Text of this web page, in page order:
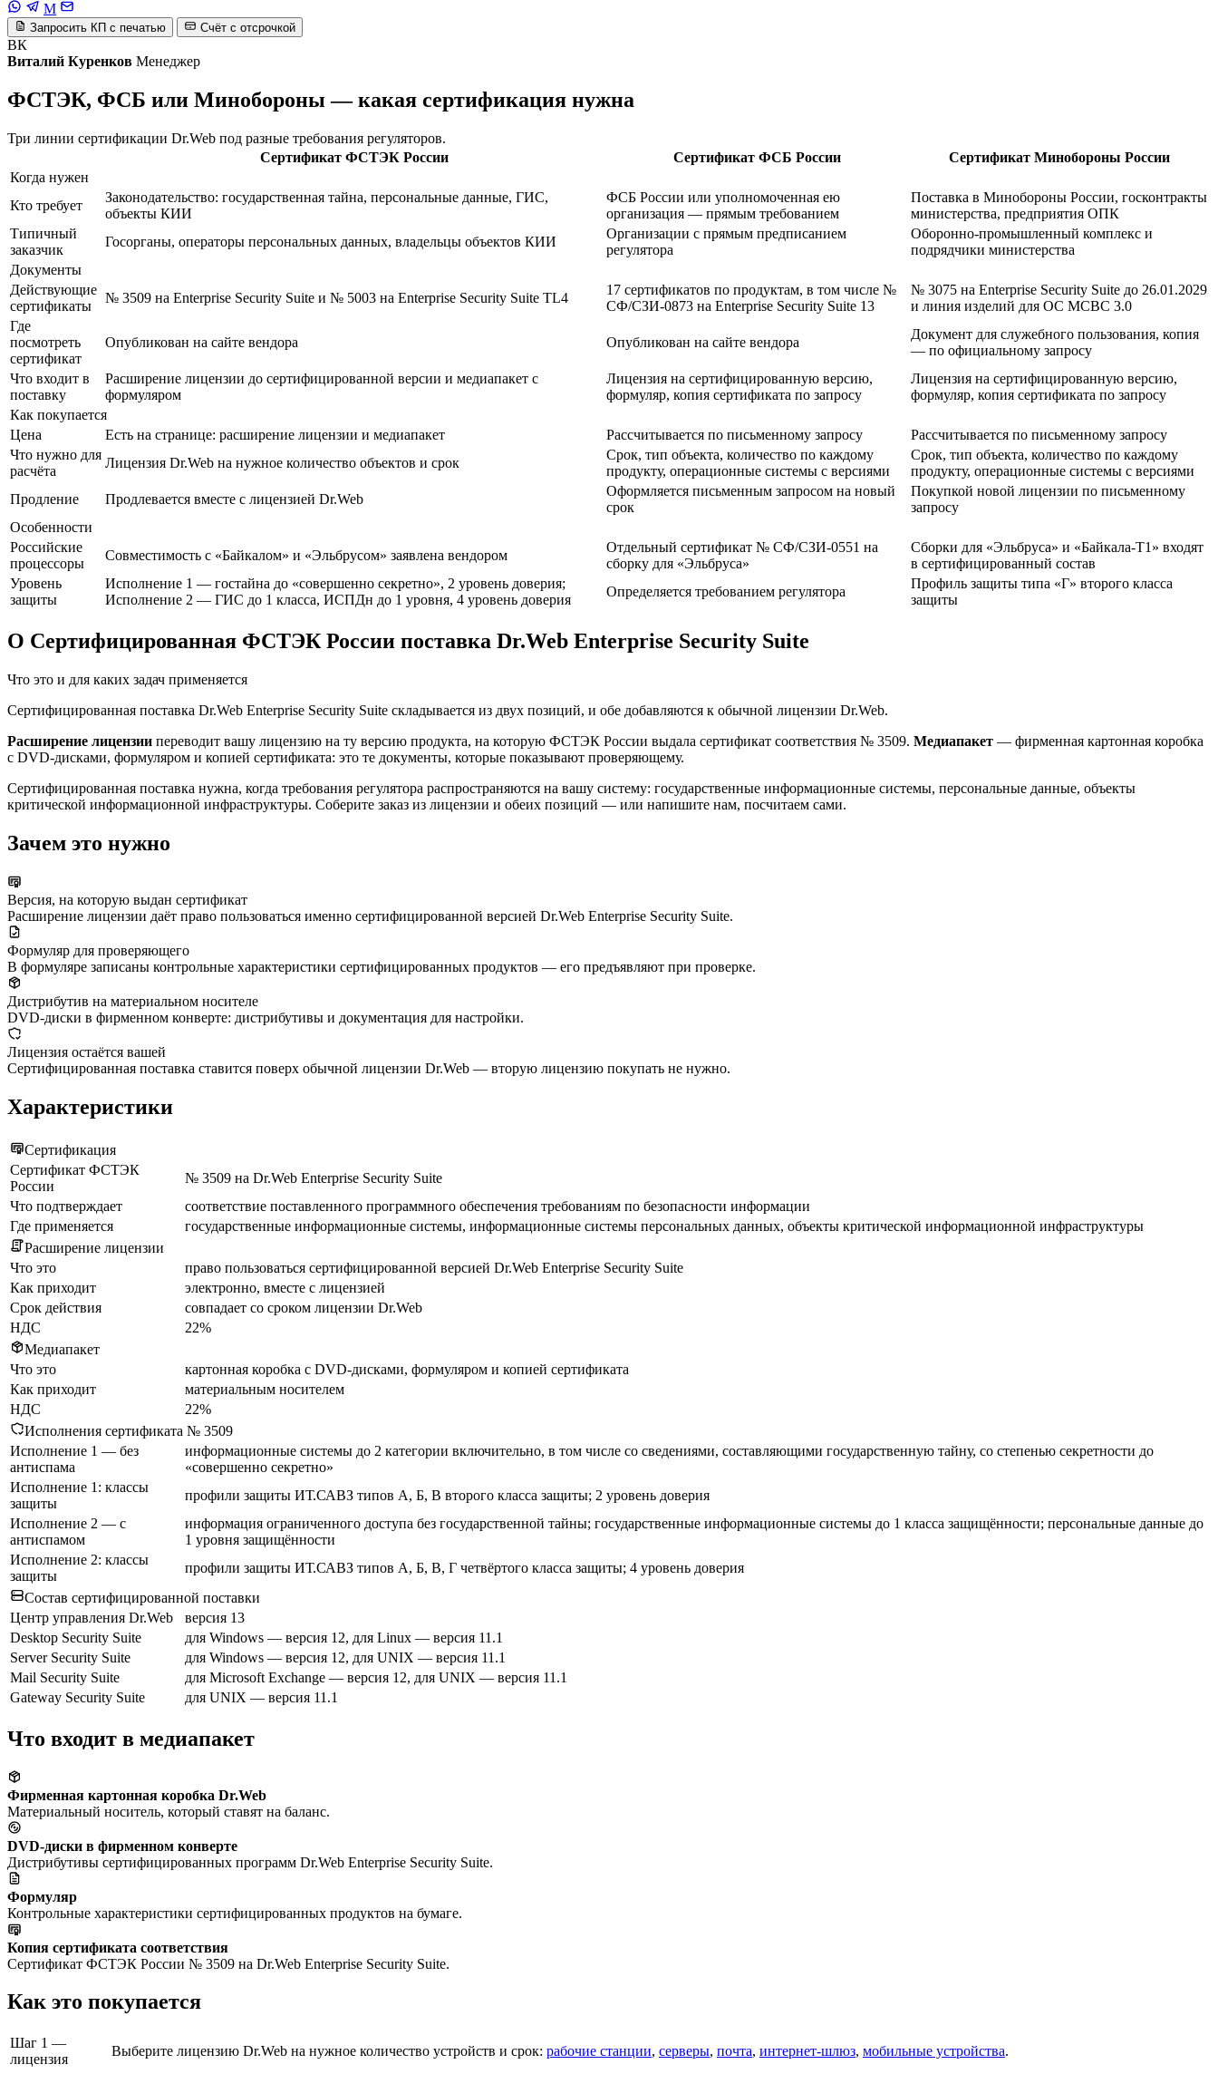
M
Запросить КП с печатью Счёт с отсрочкой
ВК
Виталий Куренков Менеджер
ФСТЭК, ФСБ или Минобороны — какая сертификация нужна
Три линии сертификации Dr.Web под разные требования регуляторов.
Сертификат ФСТЭК России
Сертификат ФСБ России
Сертификат Минобороны России
Когда нужен
Кто требует
Законодательство: государственная тайна, персональные данные, ГИС,
объекты КИИ
ФСБ России или уполномоченная ею
организация — прямым требованием
Поставка в Минобороны России, госконтракты
министерства, предприятия ОПК
Типичный
заказчик
Госорганы, операторы персональных данных, владельцы объектов КИИ
Организации с прямым предписанием
регулятора
Оборонно-промышленный комплекс и
подрядчики министерства
Документы
Действующие
сертификаты
№ 3509 на Enterprise Security Suite и № 5003 на Enterprise Security Suite TL4
17 сертификатов по продуктам, в том числе №
СФ/СЗИ-0873 на Enterprise Security Suite 13
№ 3075 на Enterprise Security Suite до 26.01.2029
и линия изделий для ОС МСВС 3.0
Где
посмотреть
сертификат
Опубликован на сайте вендора Опубликован на сайте вендора
Документ для служебного пользования, копия
— по официальному запросу
Что входит в
поставку
Расширение лицензии до сертифицированной версии и медиапакет с
формуляром
Лицензия на сертифицированную версию,
формуляр, копия сертификата по запросу
Лицензия на сертифицированную версию,
формуляр, копия сертификата по запросу
Как покупается
Цена
Есть на странице: расширение лицензии и медиапакет Рассчитывается по письменному запросу
Рассчитывается по письменному запросу
Что нужно для
расчёта
Лицензия Dr.Web на нужное количество объектов и срок
Срок, тип объекта, количество по каждому
продукту, операционные системы с версиями
Срок, тип объекта, количество по каждому
продукту, операционные системы с версиями
Продление
Продлевается вместе с лицензией Dr.Web
Оформляется письменным запросом на новый
срок
Покупкой новой лицензии по письменному
запросу
Особенности
Российские
процессоры
Совместимость с «Байкалом» и «Эльбрусом» заявлена вендором
Отдельный сертификат № СФ/СЗИ-0551 на
сборку для «Эльбруса»
Сборки для «Эльбруса» и «Байкала-Т1» входят
в сертифицированный состав
Уровень
защиты
Исполнение 1 — гостайна до «совершенно секретно», 2 уровень доверия;
Исполнение 2 — ГИС до 1 класса, ИСПДн до 1 уровня, 4 уровень доверия
Определяется требованием регулятора
Профиль защиты типа «Г» второго класса
защиты
О Сертифицированная ФСТЭК России поставка Dr.Web Enterprise Security Suite
Что это и для каких задач применяется
Сертифицированная поставка Dr.Web Enterprise Security Suite складывается из двух позиций, и обе добавляются к обычной лицензии Dr.Web.
Расширение лицензии переводит вашу лицензию на ту версию продукта, на которую ФСТЭК России выдала сертификат соответствия № 3509. Медиапакет — фирменная картонная коробка
с DVD-дисками, формуляром и копией сертификата: это те документы, которые показывают проверяющему.
Сертифицированная поставка нужна, когда требования регулятора распространяются на вашу систему: государственные информационные системы, персональные данные, объекты
критической информационной инфраструктуры. Соберите заказ из лицензии и обеих позиций — или напишите нам, посчитаем сами.
Зачем это нужно
Версия, на которую выдан сертификат
Расширение лицензии даёт право пользоваться именно сертифицированной версией Dr.Web Enterprise Security Suite.
Формуляр для проверяющего
В формуляре записаны контрольные характеристики сертифицированных продуктов — его предъявляют при проверке.
Дистрибутив на материальном носителе
DVD-диски в фирменном конверте: дистрибутивы и документация для настройки.
Лицензия остаётся вашей
Сертифицированная поставка ставится поверх обычной лицензии Dr.Web — вторую лицензию покупать не нужно.
Характеристики
Сертификация
Сертификат ФСТЭК
России
№ 3509 на Dr.Web Enterprise Security Suite
Что подтверждает
соответствие поставленного программного обеспечения требованиям по безопасности информации
Где применяется
государственные информационные системы, информационные системы персональных данных, объекты критической информационной инфраструктуры
Расширение лицензии
Что это
право пользоваться сертифицированной версией Dr.Web Enterprise Security Suite
Как приходит
электронно, вместе с лицензией
Срок действия
совпадает со сроком лицензии Dr.Web
НДС
22%
Медиапакет
Что это
картонная коробка с DVD-дисками, формуляром и копией сертификата
Как приходит
материальным носителем
НДС
22%
Исполнения сертификата № 3509
Исполнение 1 — без
антиспама
информационные системы до 2 категории включительно, в том числе со сведениями, составляющими государственную тайну, со степенью секретности до
«совершенно секретно»
Исполнение 1: классы
защиты
профили защиты ИТ.САВЗ типов А, Б, В второго класса защиты; 2 уровень доверия
Исполнение 2 — с
антиспамом
информация ограниченного доступа без государственной тайны; государственные информационные системы до 1 класса защищённости; персональные данные до
1 уровня защищённости
Исполнение 2: классы
защиты
профили защиты ИТ.САВЗ типов А, Б, В, Г четвёртого класса защиты; 4 уровень доверия
Состав сертифицированной поставки
Центр управления Dr.Web
версия 13
Desktop Security Suite
для Windows — версия 12, для Linux — версия 11.1
Server Security Suite
для Windows — версия 12, для UNIX — версия 11.1
Mail Security Suite
для Microsoft Exchange — версия 12, для UNIX — версия 11.1
Gateway Security Suite
для UNIX — версия 11.1
Что входит в медиапакет
Фирменная картонная коробка Dr.Web
Материальный носитель, который ставят на баланс.
DVD-диски в фирменном конверте
Дистрибутивы сертифицированных программ Dr.Web Enterprise Security Suite.
Формуляр
Контрольные характеристики сертифицированных продуктов на бумаге.
Копия сертификата соответствия
Сертификат ФСТЭК России № 3509 на Dr.Web Enterprise Security Suite.
Как это покупается
Шаг 1 —
лицензия
Выберите лицензию Dr.Web на нужное количество устройств и срок: рабочие станции, серверы, почта, интернет-шлюз, мобильные устройства.